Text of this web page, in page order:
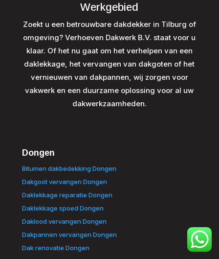
Werkgebied
Zoekt u een betrouwbare dakdekker in Tilburg of
omgeving? Verhoeven Dakwerk B.V. staat voor u
klaar. Of het nu gaat om het verhelpen van een
daklekkage, het vervangen van dakgoten of het
vernieuwen van dakpannen, wij zorgen voor
vakwerk en een duurzame oplossing voor al uw
dakwerkzaamheden.
Dongen
Bitumen dakbedekking Dongen
Dakgoot vervangen Dongen
Daklekkage reparatie Dongen
Daklekkage spoed Dongen
Daklood vervangen Dongen
Dakpannen vervangen Dongen
Dak renovatie Dongen